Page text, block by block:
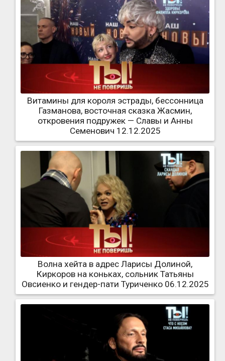
Витамины для короля эстрады, бессонница
Газманова, восточная сказка Жасмин,
откровения подружек — Славы и Анны
Семенович 12.12.2025
Волна хейта в адрес Ларисы Долиной,
Киркоров на коньках, сольник Татьяны
Овсиенко и гендер-пати Туриченко 06.12.2025